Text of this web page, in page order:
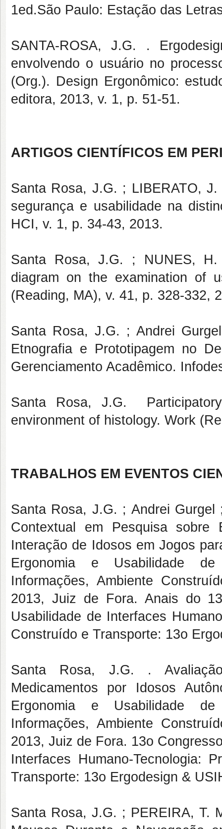
1ed.São Paulo: Estação das
SANTA-ROSA, J.G. .
envolvendo o usuário no
(Org.). Design Ergonômico:
editora, 2013, v. 1, p. 51-51.
ARTIGOS CIENTÍFICOS EM
Santa Rosa, J.G. ; LIBERATO,
segurança e usabilidade na
HCI, v. 1, p. 34-43, 2013.
Santa Rosa, J.G. ; NUNES,
diagram on the examination of
(Reading, MA), v. 41, p. 328-332,
Santa Rosa, J.G. ; Andrei
Etnografia e Prototipagem no
Gerenciamento Acadêmico.
Santa Rosa, J.G.
environment of histology. Work
TRABALHOS EM EVENTOS
Santa Rosa, J.G. ; Andrei
Contextual em Pesquisa sobre
Interação de Idosos em Jogos
Ergonomia e Usabilidade de
Informações, Ambiente
2013, Juiz de Fora. Anais do
Usabilidade de Interfaces
Construído e Transporte: 13o
Santa Rosa, J.G. .
Medicamentos por Idosos
Ergonomia e Usabilidade de
Informações, Ambiente
2013, Juiz de Fora. 13o
Interfaces Humano-Tecnologia:
Transporte: 13o Ergodesign &
Santa Rosa, J.G. ; PEREIRA, T.